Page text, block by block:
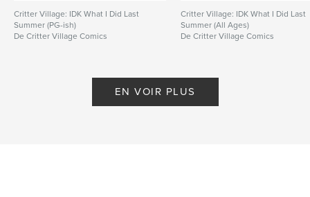
Critter Village: IDK What I Did Last
Summer (PG-ish)
De Critter Village Comics
Critter Village: IDK What I Did Last
Summer (All Ages)
De Critter Village Comics
EN VOIR PLUS